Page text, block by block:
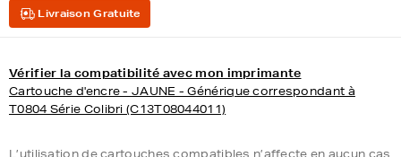
Livraison Gratuite
Vérifier la compatibilité avec mon imprimante
Cartouche d'encre - JAUNE - Générique correspondant à
T0804 Série Colibri (C13T08044011)